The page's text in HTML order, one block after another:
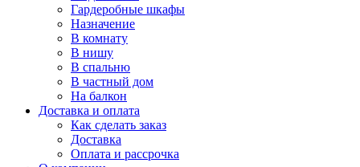
Гардеробные шкафы
Назначение
В комнату
В нишу
В спальню
В частный дом
На балкон
Доставка и оплата
Как сделать заказ
Доставка
Оплата и рассрочка